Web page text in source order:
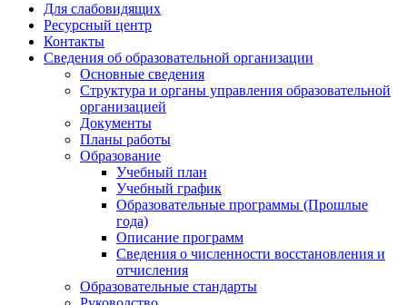
Для слабовидящих
Ресурсный центр
Контакты
Сведения об образовательной организации
Основные сведения
Структура и органы управления образовательной
организацией
Документы
Планы работы
Образование
Учебный план
Учебный график
Образовательные программы (Прошлые
года)
Описание программ
Сведения о численности восстановления и
отчисления
Образовательные стандарты